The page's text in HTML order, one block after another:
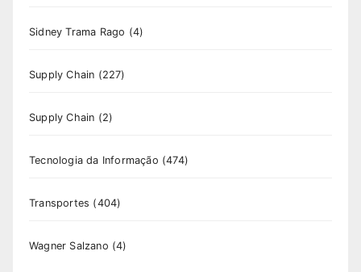
Sidney Trama Rago (4)
Supply Chain (227)
Supply Chain (2)
Tecnologia da Informação (474)
Transportes (404)
Wagner Salzano (4)